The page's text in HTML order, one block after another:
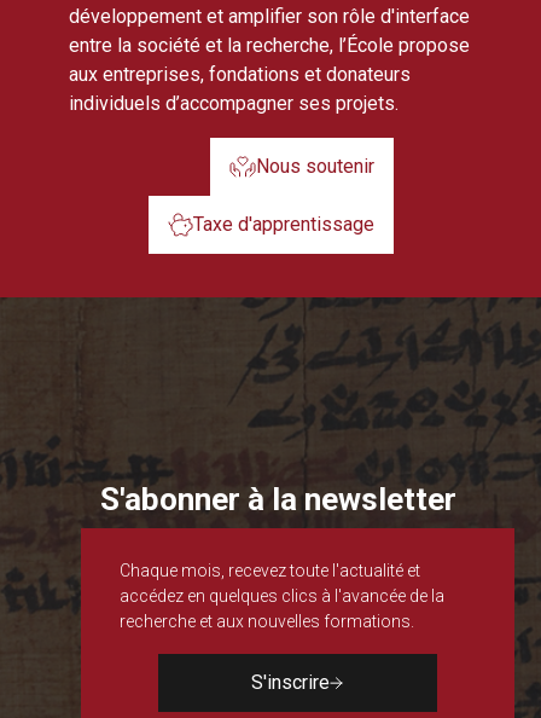
développement et amplifier son rôle d'interface
entre la société et la recherche, l’École propose
aux entreprises, fondations et donateurs
individuels d’accompagner ses projets.
Nous soutenir
Taxe d'apprentissage
S'abonner à la newsletter
Chaque mois, recevez toute l'actualité et
accédez en quelques clics à l'avancée de la
recherche et aux nouvelles formations.
S'inscrire